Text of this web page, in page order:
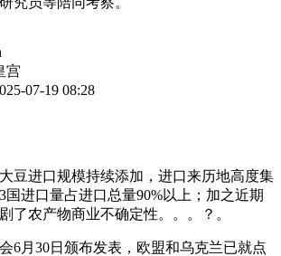
宫
07-19 08:28
进口规模持续添加，进口来历地高度集
国进口量占进口总量90%以上；加之近期
了农产物商业不确定性。。。？。
月30日颁布发表，欧盟和乌克兰已就点